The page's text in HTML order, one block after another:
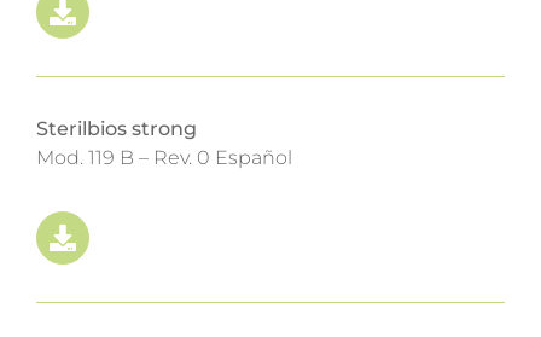
Sterilbios strong
Mod. 119 B – Rev. 0 Español